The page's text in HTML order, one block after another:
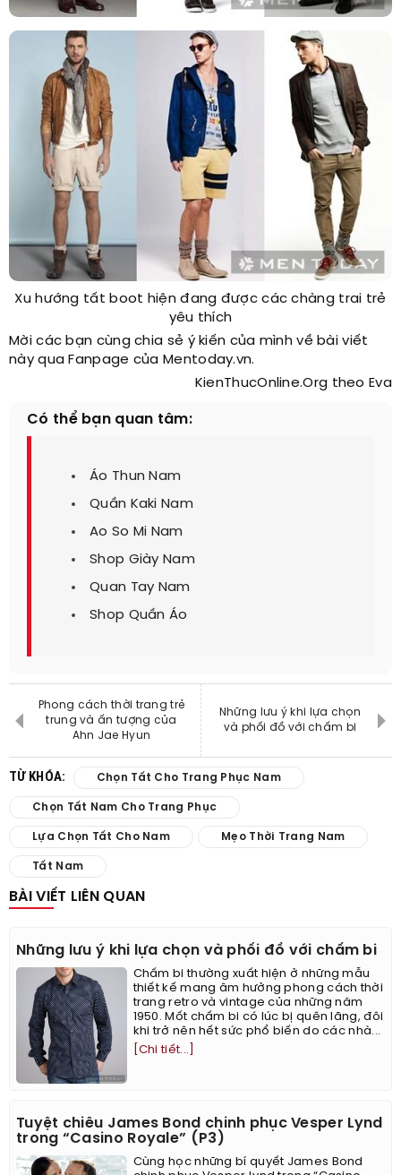
Xu hướng tất boot hiện đang được các chàng trai trẻ
yêu thích
Mời các bạn cùng chia sẻ ý kiến của mình về bài viết
này qua Fanpage của Mentoday.vn.
KienThucOnline.Org theo Eva
Có thể bạn quan tâm:
Áo Thun Nam
Quần Kaki Nam
Ao So Mi Nam
Shop Giày Nam
Quan Tay Nam
Shop Quần Áo
Phong cách thời trang trẻ
trung và ấn tượng của
Ahn Jae Hyun
Những lưu ý khi lựa chọn
và phối đồ với chấm bi
TỪ KHÓA: Chọn Tất Cho Trang Phục Nam
Chọn Tất Nam Cho Trang Phục
Lựa Chọn Tất Cho Nam Mẹo Thời Trang Nam
Tất Nam
BÀI VIẾT LIÊN QUAN
Những lưu ý khi lựa chọn và phối đồ với chấm bi
Chấm bi thường xuất hiện ở những mẫu
thiết kế mang âm hưởng phong cách thời
trang retro và vintage của những năm
1950. Mốt chấm bi có lúc bị quên lãng, đôi
khi trở nên hết sức phổ biến do các nhà...
[Chi tiết...]
Tuyệt chiêu James Bond chinh phục Vesper Lynd
trong “Casino Royale” (P3)
Cùng học những bí quyết James Bond